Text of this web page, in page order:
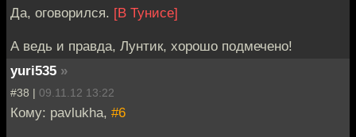
Да, оговорился. [В Тунисе]
А ведь и правда, Лунтик, хорошо подмечено!
yuri535 »
#38 | 09.11.12 13:22
Кому: pavlukha, #6